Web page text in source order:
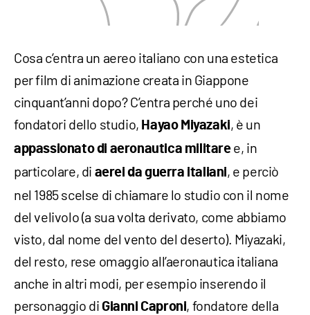
Cosa c’entra un aereo italiano con una estetica
per film di animazione creata in Giappone
cinquant’anni dopo? C’entra perché uno dei
fondatori dello studio, Hayao Miyazaki, è un
appassionato di aeronautica militaree, in
particolare, di aerei da guerra italiani, e perciò
nel 1985 scelse di chiamare lo studio con il nome
del velivolo (a sua volta derivato, come abbiamo
visto, dal nome del vento del deserto). Miyazaki,
del resto, rese omaggio all’aeronautica italiana
anche in altri modi, per esempio inserendo il
personaggio di Gianni Caproni, fondatore della